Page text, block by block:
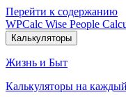
Перейти к содержанию
WPCalc Wise People
Калькуляторы
Жизнь и Быт
Калькуляторы на